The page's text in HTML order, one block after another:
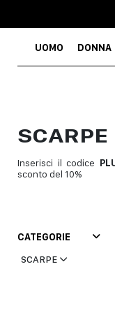
UOMO DONNA
SCARPE
Inserisci il codice
sconto del 10%
CATEGORIE
SCARPE